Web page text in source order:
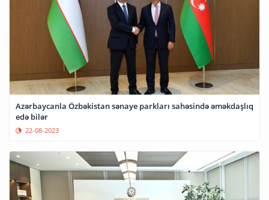
Azərbaycanla Özbəkistan sənaye parkları sahəsində əməkdaşlıq
edə bilər
22-08-2023